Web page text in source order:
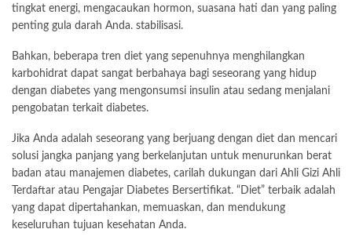
tingkat energi, mengacaukan hormon, suasana hati dan yang paling
penting gula darah Anda. stabilisasi.
Bahkan, beberapa tren diet yang sepenuhnya menghilangkan
karbohidrat dapat sangat berbahaya bagi seseorang yang hidup
dengan diabetes yang mengonsumsi insulin atau sedang menjalani
pengobatan terkait diabetes.
Jika Anda adalah seseorang yang berjuang dengan diet dan mencari
solusi jangka panjang yang berkelanjutan untuk menurunkan berat
badan atau manajemen diabetes, carilah dukungan dari Ahli Gizi Ahli
Terdaftar atau Pengajar Diabetes Bersertifikat. “Diet” terbaik adalah
yang dapat dipertahankan, memuaskan, dan mendukung
keseluruhan tujuan kesehatan Anda.